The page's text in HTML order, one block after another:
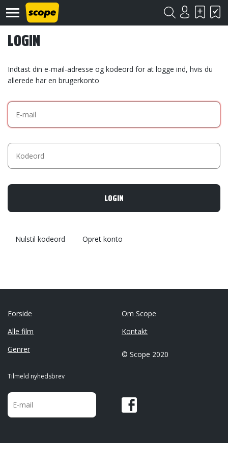
Kontakt
©
2020
LOGIN
Indtast din e-mail-adresse og kodeord for at logge ind, hvis du
allerede har en brugerkonto
Nulstil kodeord Opret konto
Forside
Alle film
Genrer
Om Scope
Kontakt
© Scope 2020
Tilmeld nyhedsbrev